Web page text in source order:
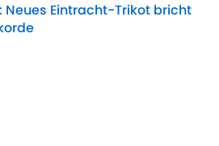
Neues Eintracht-Trikot bricht
by on Invalid Date